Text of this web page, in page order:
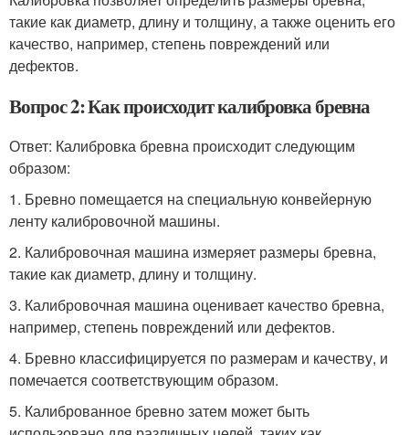
такие как диаметр, длину и толщину, а также оценить его
качество, например, степень повреждений или
дефектов.
Вопрос 2: Как происходит калибровка бревна
Ответ: Калибровка бревна происходит следующим
образом:
1. Бревно помещается на специальную конвейерную
ленту калибровочной машины.
2. Калибровочная машина измеряет размеры бревна,
такие как диаметр, длину и толщину.
3. Калибровочная машина оценивает качество бревна,
например, степень повреждений или дефектов.
4. Бревно классифицируется по размерам и качеству, и
помечается соответствующим образом.
5. Калиброванное бревно затем может быть